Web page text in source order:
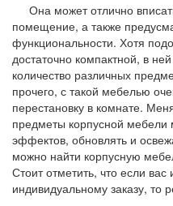
Она может отлично
помещение, а также
функциональности. Хотя
достаточно компактной, в
количество различных
прочего, с такой мебелью
перестановку в комнате.
предметы корпусной мебели
эффектов, обновлять и
можно найти корпусную
Стоит отметить, что если
индивидуальному заказу, то